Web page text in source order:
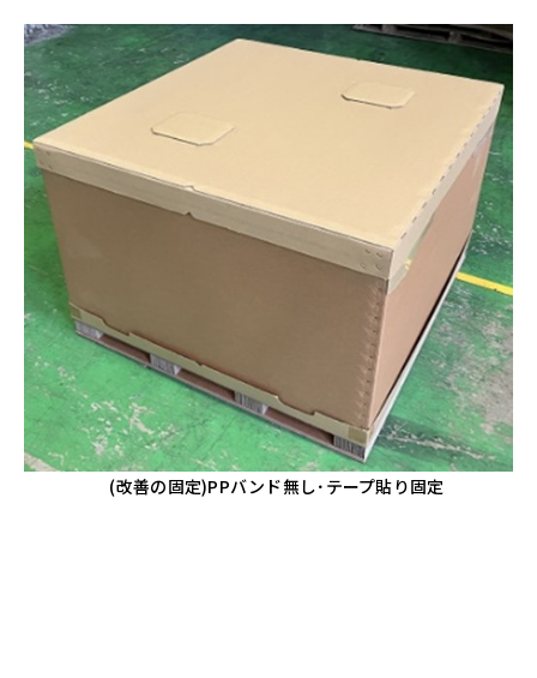
(改善の固定)PPバンド無し･テープ貼り固定